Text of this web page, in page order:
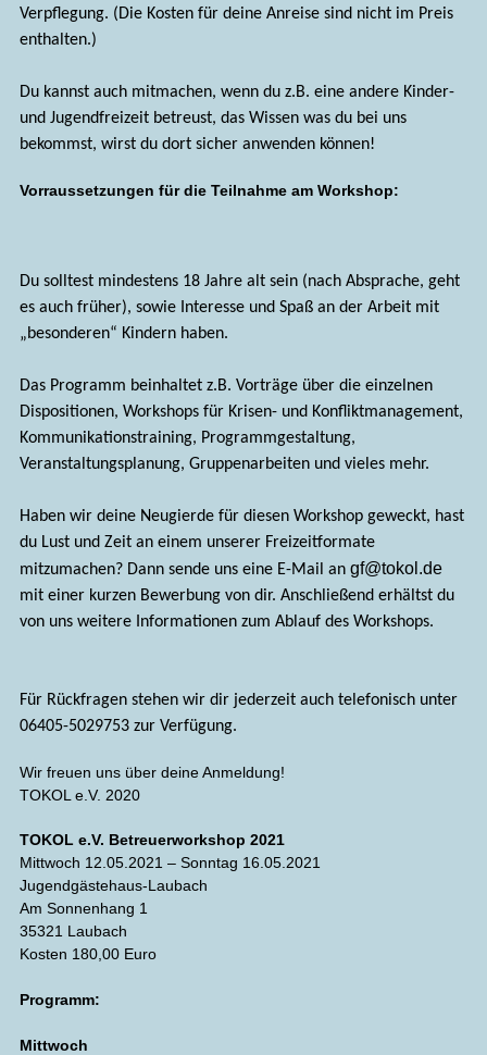
Verpflegung. (Die Kosten für deine Anreise sind nicht im Preis
enthalten.)
Du kannst auch mitmachen, wenn du z.B. eine andere Kinder-
und Jugendfreizeit betreust, das Wissen was du bei uns
bekommst, wirst du dort sicher anwenden können!
Vorraussetzungen für die Teilnahme am Workshop:
Du solltest mindestens 18 Jahre alt sein (nach Absprache, geht
es auch früher), sowie Interesse und Spaß an der Arbeit mit
„besonderen“ Kindern haben.
Das Programm beinhaltet z.B. Vorträge über die einzelnen
Dispositionen, Workshops für Krisen- und Konfliktmanagement,
Kommunikationstraining, Programmgestaltung,
Veranstaltungsplanung, Gruppenarbeiten und vieles mehr.
Haben wir deine Neugierde für diesen Workshop geweckt, hast
du Lust und Zeit an einem unserer Freizeitformate
mitzumachen? Dann sende uns eine E-Mail an gf@tokol.de
mit einer kurzen Bewerbung von dir. Anschließend erhältst du
von uns weitere Informationen zum Ablauf des Workshops.
Für Rückfragen stehen wir dir jederzeit auch telefonisch unter
06405-5029753 zur Verfügung.
Wir freuen uns über deineAnmeldung!
TOKOL e.V. 2020
TOKOL e.V. Betreuerworkshop 2021
Mittwoch 12.05.2021 – Sonntag 16.05.2021
Jugendgästehaus-Laubach
Am Sonnenhang 1
35321 Laubach
Kosten 180,00 Euro
Programm:
Mittwoch